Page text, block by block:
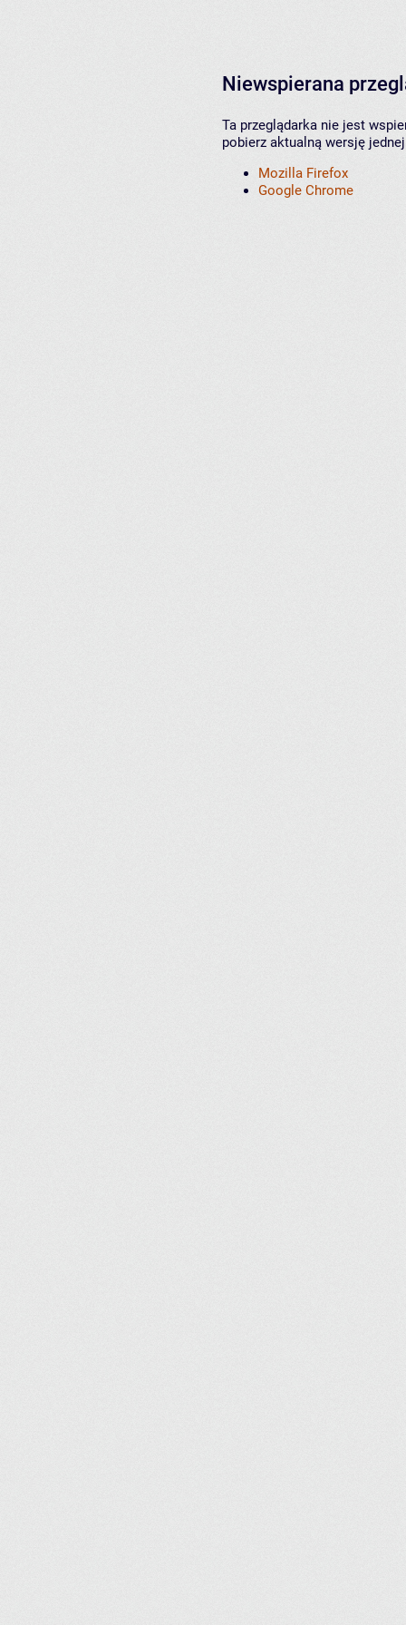
Niewspierana
Ta przeglądarka nie jest
pobierz aktualną wersję
Mozilla Firefox
Google Chrome